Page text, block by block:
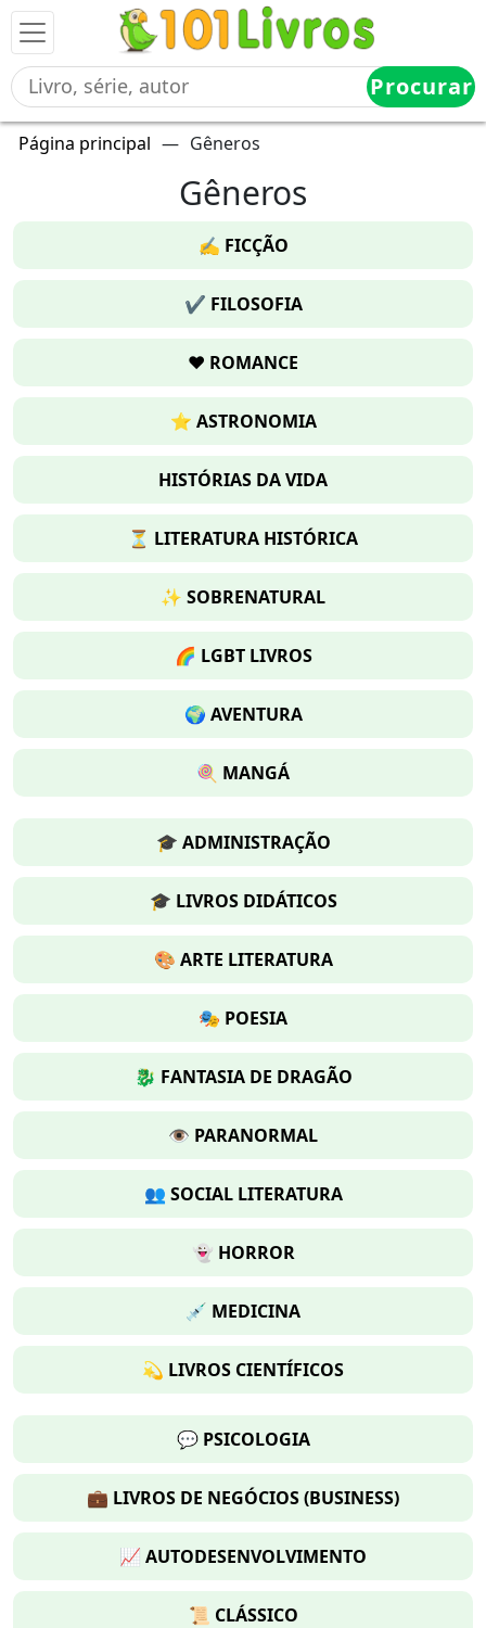
Procurar
Página principal — Gêneros
Gêneros
✍️ FICÇÃO
✔️ FILOSOFIA
❤️ ROMANCE
⭐ ASTRONOMIA
HISTÓRIAS DA VIDA
⏳ LITERATURA HISTÓRICA
✨ SOBRENATURAL
🌈 LGBT LIVROS
🌍 AVENTURA
🍭 MANGÁ
🎓 ADMINISTRAÇÃO
🎓 LIVROS DIDÁTICOS
🎨 ARTE LITERATURA
🎭 POESIA
🐉 FANTASIA DE DRAGÃO
👁️ PARANORMAL
👥 SOCIAL LITERATURA
👻 HORROR
💉 MEDICINA
💫 LIVROS CIENTÍFICOS
💬 PSICOLOGIA
💼 LIVROS DE NEGÓCIOS (BUSINESS)
📈 AUTODESENVOLVIMENTO
📜 CLÁSSICO